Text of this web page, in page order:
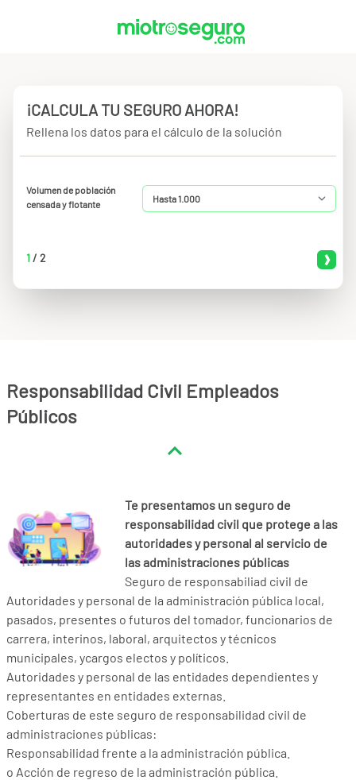
Responsabilidad Civil Empleados
Públicos
Te presentamos un seguro de
responsabilidad civil que protege a las
autoridades y personal al servicio de
las administraciones públicas
Seguro de responsabiliad civil de
Autoridades y personal de la administración pública local,
pasados, presentes o futuros del tomador, funcionarios de
carrera, interinos, laboral, arquitectos y técnicos
municipales, ycargos electos y políticos.
Autoridades y personal de las entidades dependientes y
representantes en entidades externas.
Coberturas de este seguro de responsabilidad civil de
administraciones públicas:
Responsabilidad frente a la administración pública.
o Acción de regreso de la administración pública.
¡CALCULA TU SEGURO AHORA!
Rellena los datos para el cálculo de la solución
Volumen de población
censada y flotante
1/ 2